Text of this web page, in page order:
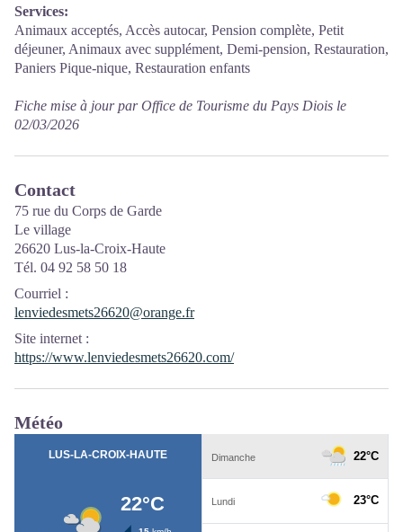
Services:
Animaux acceptés, Accès autocar, Pension complète, Petit
déjeuner, Animaux avec supplément, Demi-pension, Restauration,
Paniers Pique-nique, Restauration enfants
Fiche mise à jour par Office de Tourisme du Pays Diois le
02/03/2026
Contact
75 rue du Corps de Garde
Le village
26620 Lus-la-Croix-Haute
Tél. 04 92 58 50 18
Courriel :
lenviedesmets26620@orange.fr
Site internet :
https://www.lenviedesmets26620.com/
Météo